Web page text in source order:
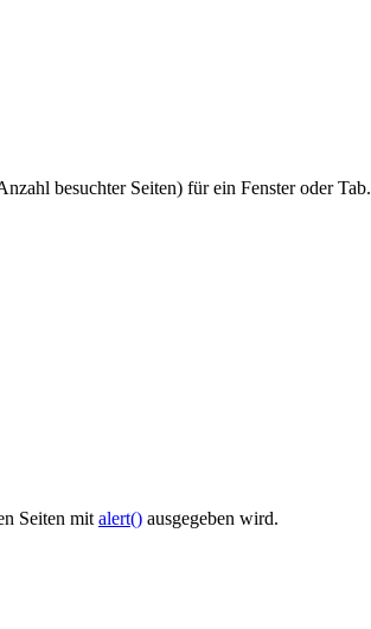
besuchter Seiten) für ein Fenster oder Tab.
Seiten mit alert() ausgegeben wird.